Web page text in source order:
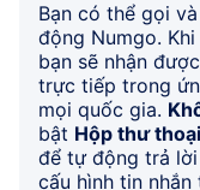
Bạn có thể gọi
động Numgo.
bạn sẽ nhận
trực tiếp trong
mọi quốc gia.
bật Hộp thư thoại
để tự động trả
cấu hình tin